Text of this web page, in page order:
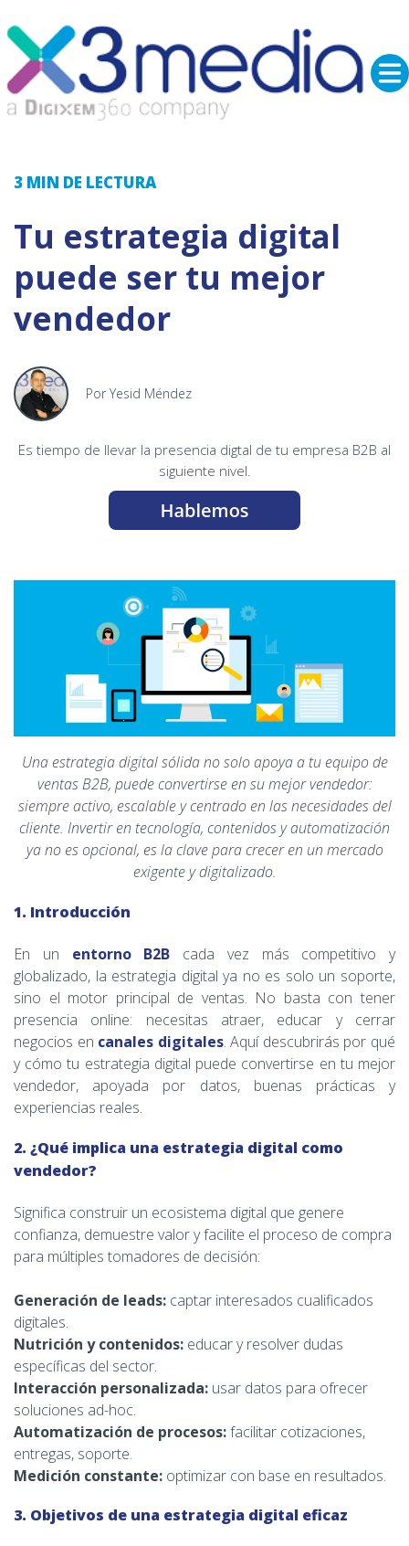
3 MIN DE LECTURA
Tu estrategia digital
puede ser tu mejor
vendedor
Por Yesid Méndez
Es tiempo de llevar la presencia digtal de tu empresa B2B al
siguiente nivel.
Una estrategia digital sólida no solo apoya a tu equipo de
ventas B2B, puede convertirse en su mejor vendedor:
siempre activo, escalable y centrado en las necesidades del
cliente. Invertir en tecnología, contenidos y automatización
ya no es opcional, es la clave para crecer en un mercado
exigente y digitalizado.
1. Introducción
En un entorno B2B cada vez más competitivo y
globalizado, la estrategia digital ya no es solo un soporte,
sino el motor principal de ventas. No basta con tener
presencia online: necesitas atraer, educar y cerrar
negocios en canales digitales. Aquí descubrirás por qué
y cómo tu estrategia digital puede convertirse en tu mejor
vendedor, apoyada por datos, buenas prácticas y
experiencias reales.
2. ¿Qué implica una estrategia digital como
vendedor?
Significa construir un ecosistema digital que genere
confianza, demuestre valor y facilite el proceso de compra
para múltiples tomadores de decisión:
Generación de leads: captar interesados cualificados
digitales.
Nutrición y contenidos: educar y resolver dudas
específicas del sector.
Interacción personalizada: usar datos para ofrecer
soluciones ad-hoc.
Automatización de procesos:facilitar cotizaciones,
entregas, soporte.
Medición constante: optimizar con base en resultados.
3. Objetivos de una estrategia digital eficaz